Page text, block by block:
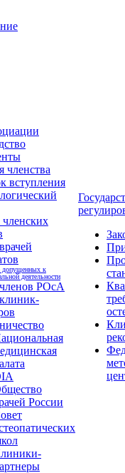
членства
вступления
допущенных к
деятельности
РОсА
России